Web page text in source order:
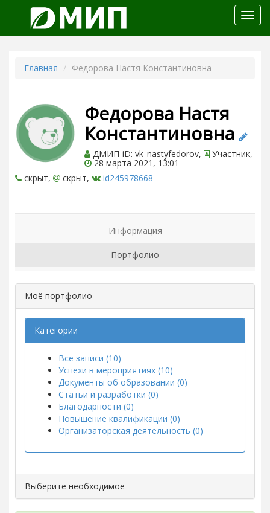
меню
Главная Федорова Настя Константиновна
Федорова Настя
Константиновна
ДМИП-iD: vk_nastyfedorov, Участник,
28 марта 2021, 13:01
скрыт,
скрыт, id245978668
Информация
Портфолио
Моё портфолио
Категории
Все записи (10)
Успехи в мероприятиях (10)
Документы об образовании (0)
Статьи и разработки (0)
Благодарности (0)
Повышение квалификации (0)
Организаторская деятельность (0)
Выберите необходимое